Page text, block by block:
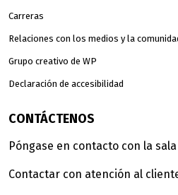
Carreras
Relaciones con los medios y la
Grupo creativo de WP
Declaración de accesibilidad
CONTÁCTENOS
Póngase en contacto con la
Contactar con atención al